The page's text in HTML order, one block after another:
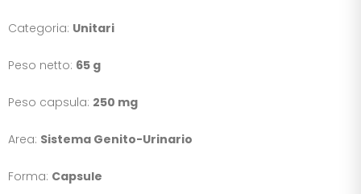
Categoria: Unitari
Peso netto: 65 g
Peso capsula: 250 mg
Area: Sistema Genito-Urinario
Forma: Capsule